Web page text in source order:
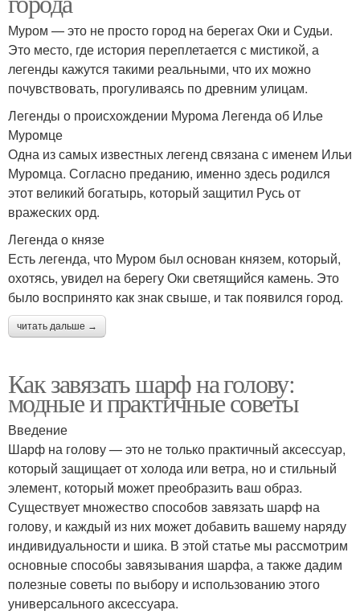
Муром — это не просто город на берегах Оки и Судьи.
Это место, где история переплетается с мистикой, а
легенды кажутся такими реальными, что их можно
почувствовать, прогуливаясь по древним улицам.
Легенды о происхождении Мурома Легенда об Илье
Муромце
Одна из самых известных легенд связана с именем Ильи
Муромца. Согласно преданию, именно здесь родился
этот великий богатырь, который защитил Русь от
вражеских орд.
Легенда о князе
Есть легенда, что Муром был основан князем, который,
охотясь, увидел на берегу Оки светящийся камень. Это
было воспринято как знак свыше, и так появился город.
читать дальше →
Как завязать шарф на голову:
модные и практичные советы
Введение
Шарф на голову — это не только практичный аксессуар,
который защищает от холода или ветра, но и стильный
элемент, который может преобразить ваш образ.
Существует множество способов завязать шарф на
голову, и каждый из них может добавить вашему наряду
индивидуальности и шика. В этой статье мы рассмотрим
основные способы завязывания шарфа, а также дадим
полезные советы по выбору и использованию этого
универсального аксессуара.